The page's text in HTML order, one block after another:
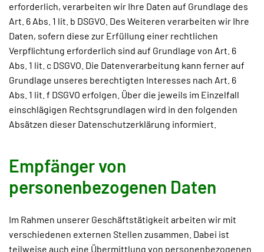
erforderlich, verarbeiten wir Ihre Daten auf Grundlage des
Art. 6 Abs. 1 lit. b DSGVO. Des Weiteren verarbeiten wir Ihre
Daten, sofern diese zur Erfüllung einer rechtlichen
Verpflichtung erforderlich sind auf Grundlage von Art. 6
Abs. 1 lit. c DSGVO. Die Datenverarbeitung kann ferner auf
Grundlage unseres berechtigten Interesses nach Art. 6
Abs. 1 lit. f DSGVO erfolgen. Über die jeweils im Einzelfall
einschlägigen Rechtsgrundlagen wird in den folgenden
Absätzen dieser Datenschutzerklärung informiert.
Empfänger von
personenbezogenen Daten
Im Rahmen unserer Geschäftstätigkeit arbeiten wir mit
verschiedenen externen Stellen zusammen. Dabei ist
teilweise auch eine Übermittlung von personenbezogenen